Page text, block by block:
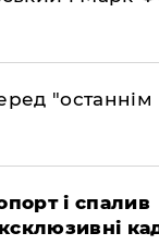
"останнім
і спалив